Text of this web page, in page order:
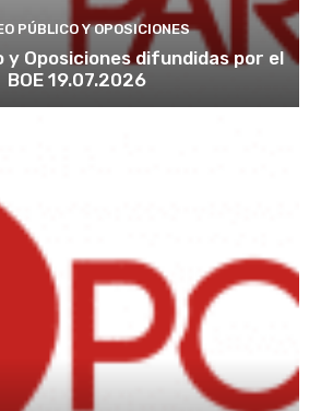
PÚBLICO Y OPOSICIONES
y Oposiciones difundidas por el
BOE 19.07.2026